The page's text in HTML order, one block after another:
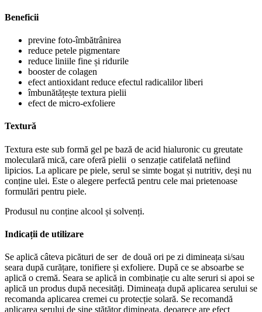
Beneficii
previne foto-îmbătrânirea
reduce petele pigmentare
reduce liniile fine și ridurile
booster de colagen
efect antioxidant reduce efectul radicalilor liberi
îmbunătățește textura pielii
efect de micro-exfoliere
Textură
Textura este sub formă gel pe bază de acid hialuronic cu greutate
moleculară mică, care oferă pielii o senzație catifelată nefiind
lipicios. La aplicare pe piele, serul se simte bogat și nutritiv, deși nu
conține ulei. Este o alegere perfectă pentru cele mai prietenoase
formulări pentru piele.
Produsul nu conține alcool și solvenți.
Indicații de utilizare
Se aplică câteva picături de ser de două ori pe zi dimineața si/sau
seara după curățare, tonifiere și exfoliere. După ce se absoarbe se
aplică o cremă. Seara se aplică in combinație cu alte seruri si apoi se
aplică un produs după necesități. Dimineața după aplicarea serului se
recomanda aplicarea cremei cu protecție solară. Se recomandă
aplicarea serului de sine stătător dimineața, deoarece are efect